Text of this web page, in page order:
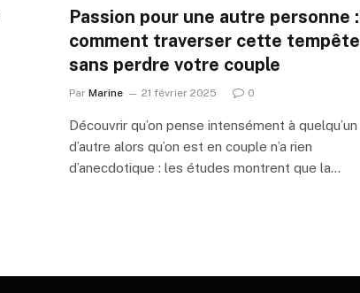
Passion pour une autre personne :
comment traverser cette tempête
sans perdre votre couple
Par Marine 21 février 2025 0
Découvrir qu’on pense intensément à quelqu’un
d’autre alors qu’on est en couple n’a rien
d’anecdotique : les études montrent que la…